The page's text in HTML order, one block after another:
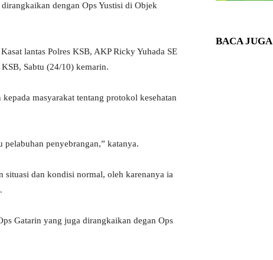
dengan Ops Yustisi di Objek
lantas Polres KSB, AKP Ricky Yuhada SE
Sabtu (24/10) kemarin.
masyarakat tentang protokol kesehatan
penyebrangan,” katanya.
situasi dan kondisi normal, oleh karenanya ia
Gatarin yang juga dirangkaikan degan Ops
BACA JUGA